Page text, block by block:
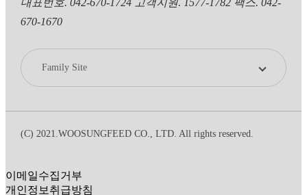
대표번호. 042-670-1724 고객지원. 1577-1782 팩스. 042-
670-1670
Family Site
(C) 2021.WOOSUNGFEED CO., LTD. All rights reserved.
이메일수집거부
개인정보취급방침